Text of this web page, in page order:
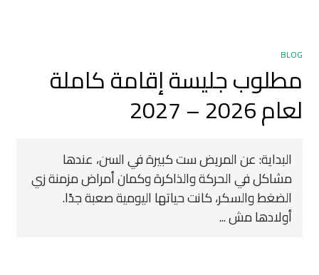
BLOG
مطلوب جليسة إقامة كاملة
لعام 2026 – 2027
البداية: عن المريض ست كبيرة في السن، عندها
مشاكل في الحركة والذاكرة وكمان أمراض مزمنة زي
الضغط والسكر، كانت حياتها اليومية صعبة جدًا.
أولادها مش ...